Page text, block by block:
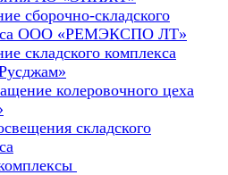
сборочно-складского
ООО «РЕМЭКСПО ЛТ»
складского комплекса
колеровочного цеха
складского